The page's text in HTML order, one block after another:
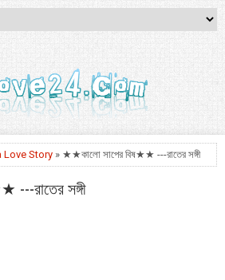
Love Story » ★★কালো সাপের বিষ★★ ---রাতের সঙ্গী
রাতের সঙ্গী